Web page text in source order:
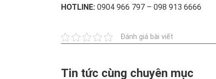
HOTLINE: 0904 966 797 – 098 913 6666
Đánh giá bài viết
Tin tức cùng chuyên mục